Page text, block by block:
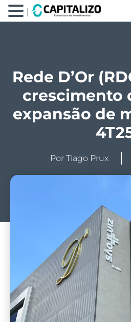
Rede D’Or
crescimento
expansão de
Por Tiago Prux